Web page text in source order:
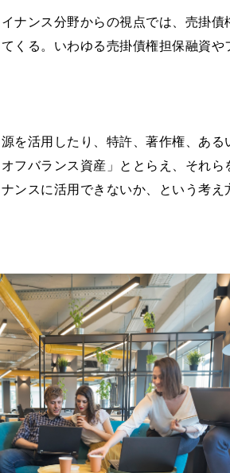
ナンス分野からの視点では、売掛債
くる。いわゆる売掛債権担保融資や
を活用したり、特許、著作権、ある
フバランス資産」ととらえ、それら
ンスに活用できないか、という考え